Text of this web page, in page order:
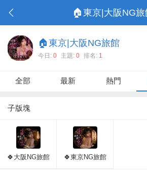
🏠東京|大阪NG旅
🏠東京|大阪NG旅館
今日: 0 主題: 0 排名: 1
全部 最新 熱門
子版塊
🍀大阪NG旅館 🍀東京NG旅館